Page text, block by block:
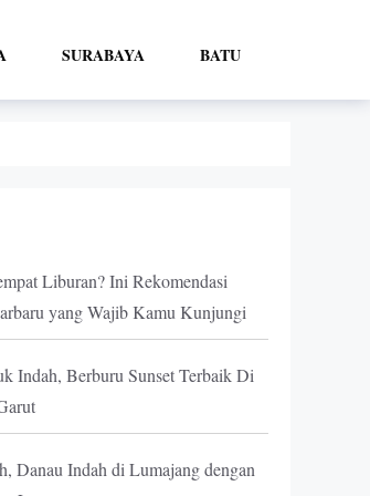
SURABAYA BATU
Liburan? Ini Rekomendasi
yang Wajib Kamu Kunjungi
Indah, Berburu Sunset Terbaik Di
Danau Indah di Lumajang dengan